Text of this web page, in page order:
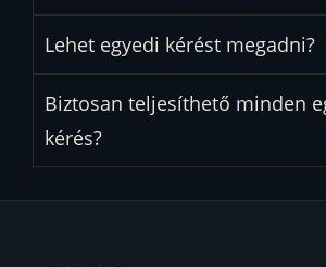
Lehet egyedi kérést megadni?
Biztosan teljesíthető minden
kérés?